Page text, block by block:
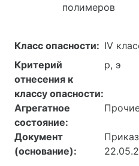
полимеров
Класс опасности: IV
Критерий
отнесения к
классу опасности:
р, э
Агрегатное
состояние:
Документ
(основание):